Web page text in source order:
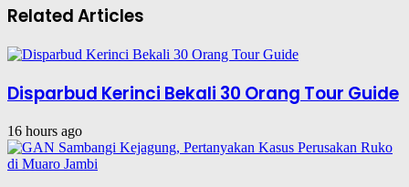
Related Articles
Disparbud Kerinci Bekali 30 Orang Tour Guide
16 hours ago